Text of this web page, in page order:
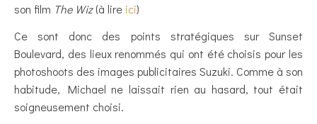
son film The Wiz(à lire ici)
Ce sont donc des points stratégiques sur Sunset
Boulevard, des lieux renommés qui ont été choisis pour les
photoshoots des images publicitaires Suzuki. Comme à son
habitude, Michael ne laissait rien au hasard, tout était
soigneusement choisi.